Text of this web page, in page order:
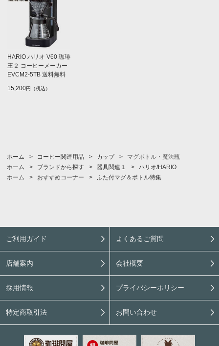
HARIO ハリオ V60 珈琲
王２ コーヒーメーカー
EVCM2-5TB 送料無料
15,200円（税込）
ホーム > コーヒー関連用品 > カップ >
マグボトル・魔法瓶
ホーム
> ブランドから探す > 器具関連１ >
ハリオ/HARIO
ホーム
> おすすめコーナー > ふた付マグ＆ボトル特集
ご利用ガイド よくあるご質問
店舗案内 会社概要
採用情報 プライバシーポリシー
特定商取引法 お問い合わせ